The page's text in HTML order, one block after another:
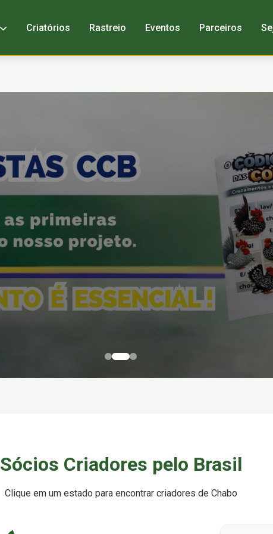
Criatórios Rastreio Eventos Parceiros
Sócios Criadores pelo Brasil
Clique em um estado para encontrar criadores de Chabo